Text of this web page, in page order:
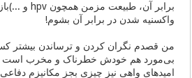
واکسنیه شدن در برابر آن بشوم!
من قصدم نگران کردن و ترساندن بیشتر
بی‌مورد هم خودش خطرناک و مخرب است
امیدهای واهی نیز چیزی بجز مکانیزم